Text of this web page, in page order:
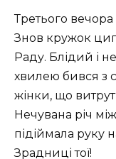
Третього
Знов кружок
Раду. Блідий і
хвилею бився з
жінки, що
Нечувана річ
підіймала руку
Зрадниці тої!